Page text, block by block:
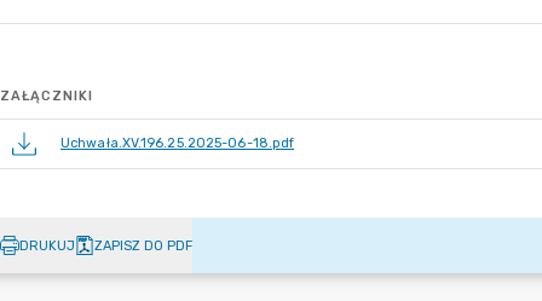
ZAŁĄCZNIKI
Uchwała.XV.196.25.2025-06-18.pdf
DRUKUJ ZAPISZ DO PDF